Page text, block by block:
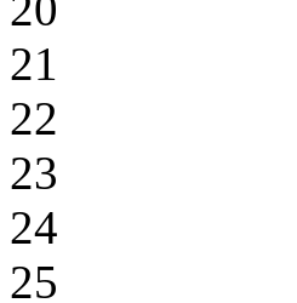
21
22
23
24
25